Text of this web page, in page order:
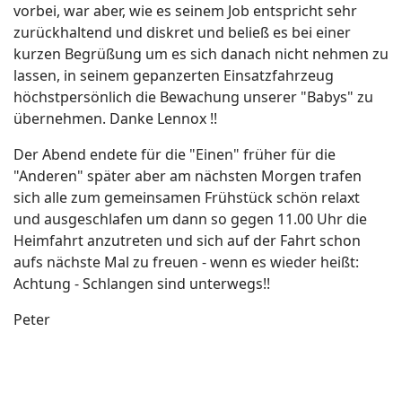
vorbei, war aber, wie es seinem Job entspricht sehr
zurückhaltend und diskret und beließ es bei einer
kurzen Begrüßung um es sich danach nicht nehmen zu
lassen, in seinem gepanzerten Einsatzfahrzeug
höchstpersönlich die Bewachung unserer "Babys" zu
übernehmen. Danke Lennox !!
Der Abend endete für die "Einen" früher für die
"Anderen" später aber am nächsten Morgen trafen
sich alle zum gemeinsamen Frühstück schön relaxt
und ausgeschlafen um dann so gegen 11.00 Uhr die
Heimfahrt anzutreten und sich auf der Fahrt schon
aufs nächste Mal zu freuen - wenn es wieder heißt:
Achtung - Schlangen sind unterwegs!!
Peter